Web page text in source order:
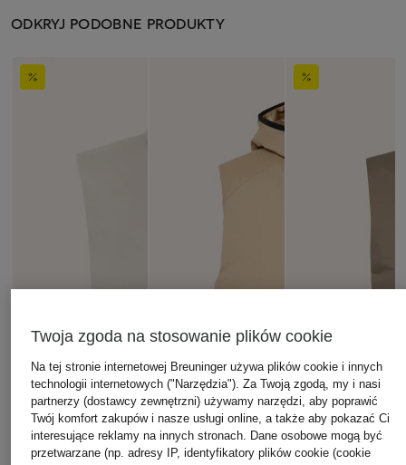
ODKRYJ PODOBNE PRODUKTY
Twoja zgoda na stosowanie plików cookie
Na tej stronie internetowej Breuninger używa plików cookie i innych
technologii internetowych ("Narzędzia"). Za Twoją zgodą, my i nasi
partnerzy (dostawcy zewnętrzni) używamy narzędzi, aby poprawić
Twój komfort zakupów i nasze usługi online, a także aby pokazać Ci
interesujące reklamy na innych stronach. Dane osobowe mogą być
przetwarzane (np. adresy IP, identyfikatory plików cookie (cookie